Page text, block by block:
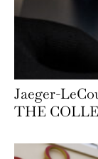
Jaeger-
THE